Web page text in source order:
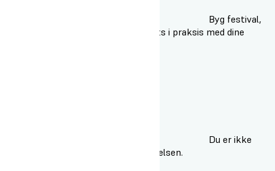
Byg festival,
vær kreativ og lær at lave events i praksis med dine
Du er ikke
publikum – du er en del af oplevelsen.